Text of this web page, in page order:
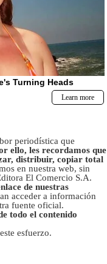
periodística que
ello, les recordamos que
distribuir, copiar total
en nuestra web, sin
El Comercio S.A.
de nuestras
acceder a información
fuente oficial.
todo el contenido
esfuerzo.